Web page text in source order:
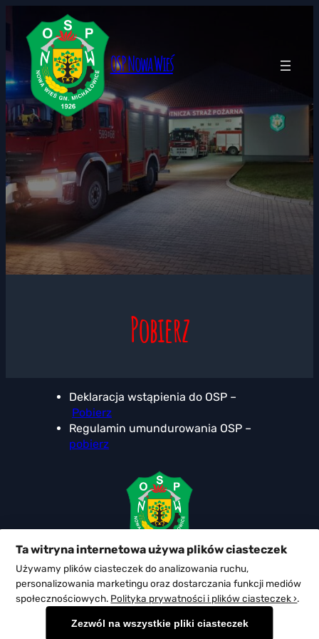
treści
OSP Nowa Wieś
Pobierz
Deklaracja wstąpienia do OSP –
Pobierz
Regulamin umundurowania OSP –
pobierz
ul. Główna 2 Nowa Wieś +48 22 758 26 87
osp@ospnw.pl
Ta witryna internetowa używa plików ciasteczek
Używamy plików ciasteczek do analizowania ruchu,
personalizowania marketingu oraz dostarczania funkcji mediów
społecznościowych. Polityka prywatności i plików ciasteczek ›.
Zezwól na wszystkie pliki ciasteczek